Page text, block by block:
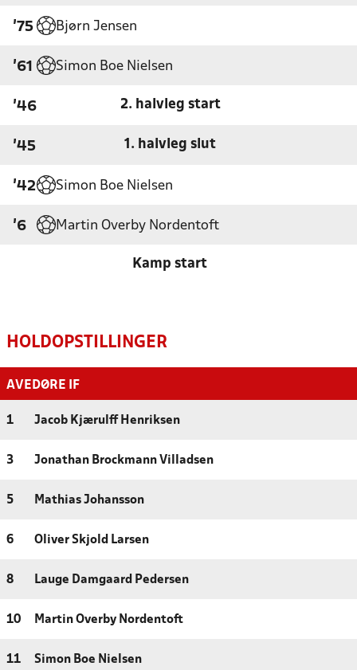
'75 Bjørn Jensen
'61 Simon Boe Nielsen
'46 2. halvleg start
'45 1. halvleg slut
'42 Simon Boe Nielsen
'6 Martin Overby Nordentoft
Kamp start
HOLDOPSTILLINGER
AVEDØRE IF
1 Jacob Kjærulff Henriksen
3 Jonathan Brockmann Villadsen
5 Mathias Johansson
6 Oliver Skjold Larsen
8 Lauge Damgaard Pedersen
10 Martin Overby Nordentoft
11 Simon Boe Nielsen